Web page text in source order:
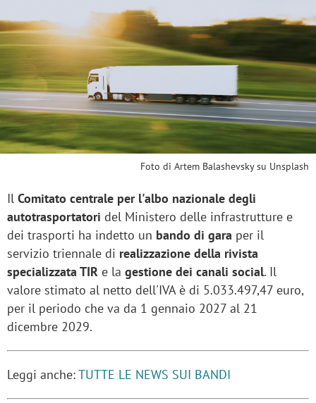
Foto di Artem Balashevsky su Unsplash
Il Comitato centrale per l'albo nazionale degli
autotrasportatori del Ministero delle infrastrutture e
dei trasporti ha indetto un bando di gara per il
servizio triennale di realizzazione della rivista
specializzata TIR e la gestione dei canali social. Il
valore stimato al netto dell'IVA è di 5.033.497,47 euro,
per il periodo che va da 1 gennaio 2027 al 21
dicembre 2029.
Leggi anche:TUTTE LE NEWS SUI BANDI